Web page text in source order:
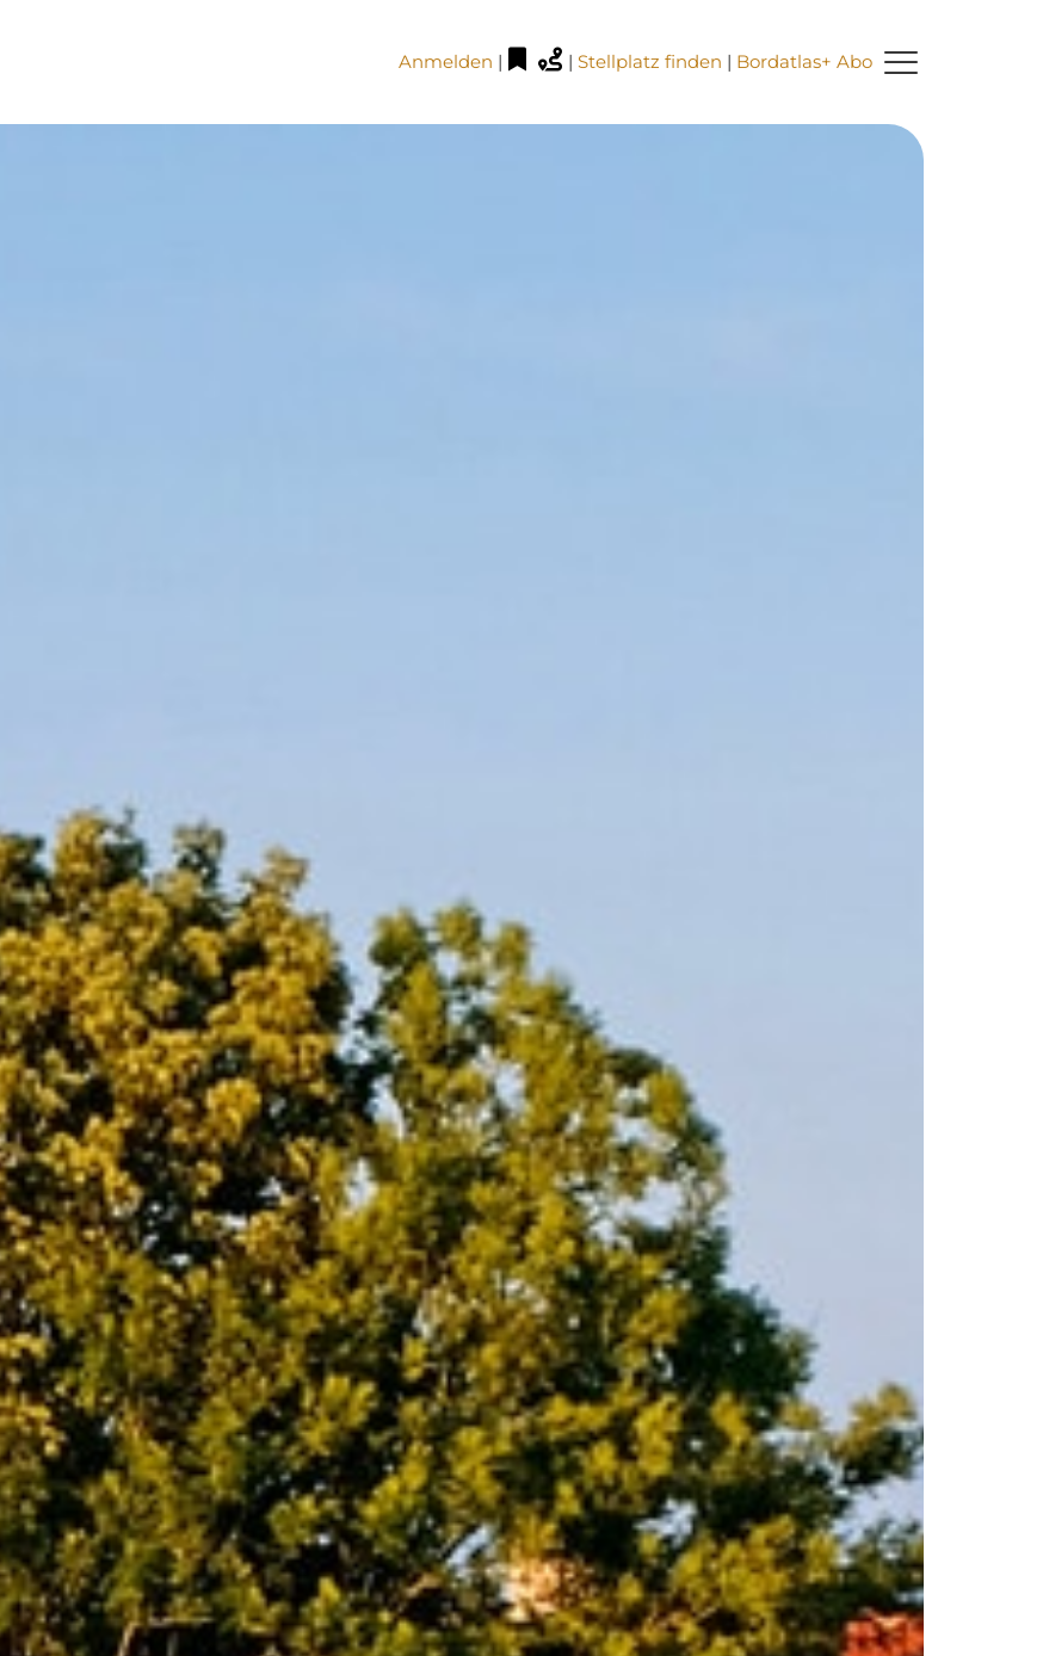
Anmelden | | Stellplatz finden | Bordatlas+ Abo